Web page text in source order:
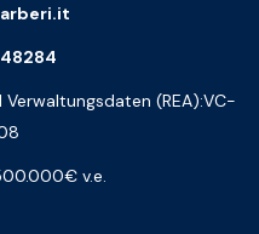
(REA):VC-
v.e.